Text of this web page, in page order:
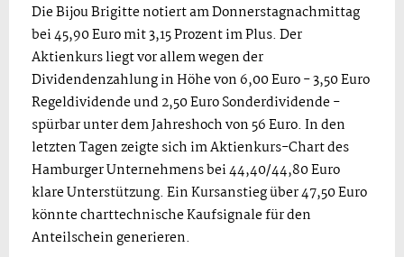
Die Bijou Brigitte notiert am Donnerstagnachmittag
bei 45,90 Euro mit 3,15 Prozent im Plus. Der
Aktienkurs liegt vor allem wegen der
Dividendenzahlung in Höhe von 6,00 Euro - 3,50 Euro
Regeldividende und 2,50 Euro Sonderdividende -
spürbar unter dem Jahreshoch von 56 Euro. In den
letzten Tagen zeigte sich im Aktienkurs-Chart des
Hamburger Unternehmens bei 44,40/44,80 Euro
klare Unterstützung. Ein Kursanstieg über 47,50 Euro
könnte charttechnische Kaufsignale für den
Anteilschein generieren.